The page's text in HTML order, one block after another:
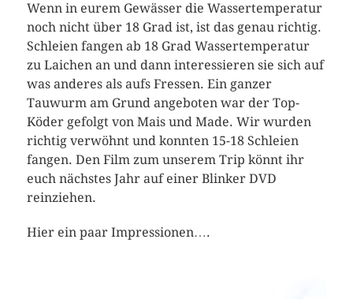
Wenn in eurem Gewässer die Wassertemperatur
noch nicht über 18 Grad ist, ist das genau richtig.
Schleien fangen ab 18 Grad Wassertemperatur
zu Laichen an und dann interessieren sie sich auf
was anderes als aufs Fressen. Ein ganzer
Tauwurm am Grund angeboten war der Top-
Köder gefolgt von Mais und Made. Wir wurden
richtig verwöhnt und konnten 15-18 Schleien
fangen. Den Film zum unserem Trip könnt ihr
euch nächstes Jahr auf einer Blinker DVD
reinziehen.
Hier ein paar Impressionen….